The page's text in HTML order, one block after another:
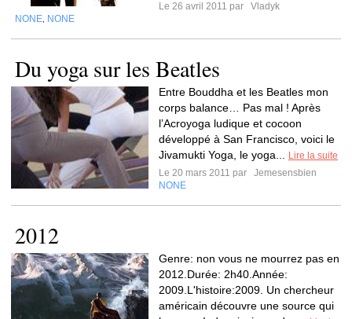
Le 26 avril 2011 par
Vladyk
NONE NONE
Du yoga sur les Beatles
Entre Bouddha et les Beatles mon
corps balance… Pas mal ! Après
l’Acroyoga ludique et cocoon
développé à San Francisco, voici le
Jivamukti Yoga, le yoga...
Lire la suite
Le 20 mars 2011 par
Jemesensbien
NONE
2012
Genre: non vous ne mourrez pas en
2012.Durée: 2h40.Année:
2009.L'histoire:2009. Un chercheur
américain découvre une source qui